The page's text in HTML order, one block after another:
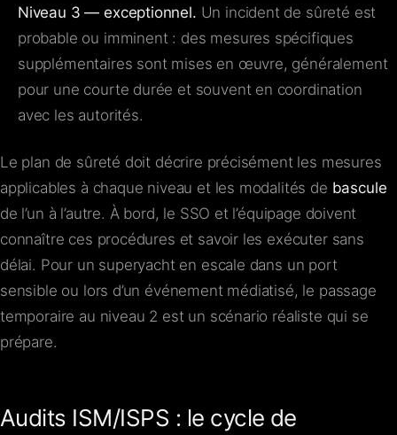
Niveau 3 — exceptionnel. Un incident de sûreté est
probable ou imminent : des mesures spécifiques
supplémentaires sont mises en œuvre, généralement
pour une courte durée et souvent en coordination
avec les autorités.
Le plan de sûreté doit décrire précisément les mesures
applicables à chaque niveau et les modalités de bascule
de l’un à l’autre. À bord, le SSO et l’équipage doivent
connaître ces procédures et savoir les exécuter sans
délai. Pour un superyacht en escale dans un port
sensible ou lors d’un événement médiatisé, le passage
temporaire au niveau 2 est un scénario réaliste qui se
prépare.
Audits ISM/ISPS : le cycle de